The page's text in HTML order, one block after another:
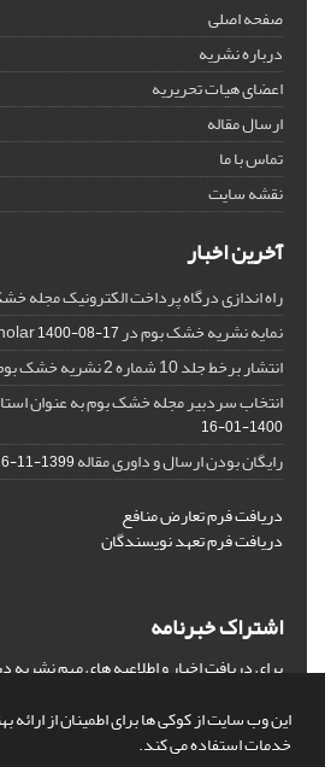
این وب سایت از کوکی ها برای اطمینان از ارائه
خدمات استفاده می کند.
صفحه اصلی
درباره نشریه
اعضای هیات تحریریه
ارسال مقاله
تماس با ما
نقشه سایت
آخرین اخبار
راه اندازی درگاه پرداخت الکترونیک مجله
نمایه نشریه خشک بوم در Google Scholar1400-08-17
انتشار برخط جلد 10 شماره 2 نشریه خشک بوم
انتخاب سردبیر مجله خشک بوم به عنوان
1400-01-16
رایگان بودن ارسال و داوری مقاله1399-11-26
دریافت فرم تعارض منافع
دریافت فرم تعهد نویسندگان
اشتراک خبرنامه
برای دریافت اخبار و اطلاعیه های مهم